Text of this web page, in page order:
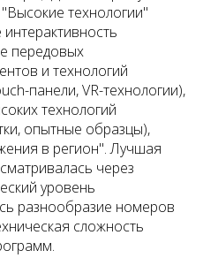
технологии"
передовых
и технологий
панели, VR-технологии),
технологий
опытные образцы),
в регион". Лучшая
через
уровень
разнообразие номеров
сложность